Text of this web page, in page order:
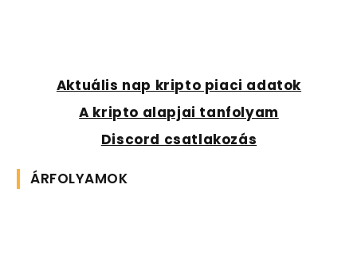
Aktuális nap kripto piaci adatok
A kripto alapjai tanfolyam
Discord csatlakozás
ÁRFOLYAMOK